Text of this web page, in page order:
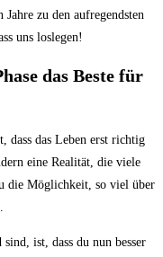
zu den aufregendsten
uns loslegen!
das Beste für‍
dass das Leben erst richtig
eine Realität, die viele
die‌ Möglichkeit, so viel über
ist, dass du nun besser